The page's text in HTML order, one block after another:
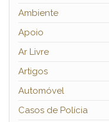
Ambiente
Apoio
Ar Livre
Artigos
Automóvel
Casos de Polícia